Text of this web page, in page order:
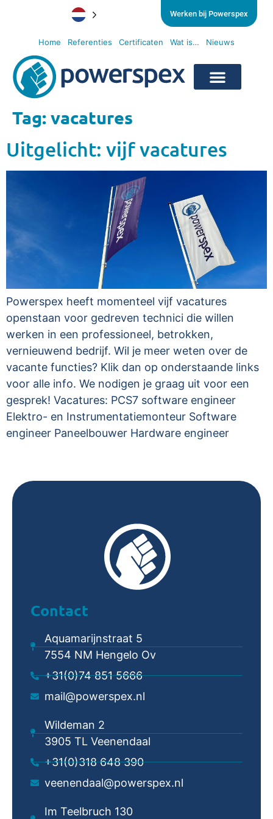
Home Referenties Certificaten Wat is… Nieuws
Werken bij Powerspex
Tag:vacatures
Uitgelicht: vijf vacatures
Powerspex heeft momenteel vijf vacatures
openstaan voor gedreven technici die willen
werken in een professioneel, betrokken,
vernieuwend bedrijf. Wil je meer weten over de
vacante functies? Klik dan op onderstaande links
voor alle info. We nodigen je graag uit voor een
gesprek! Vacatures: PCS7 software engineer
Elektro- en Instrumentatiemonteur Software
engineer Paneelbouwer Hardware engineer
Contact
Aquamarijnstraat 5
7554 NM Hengelo Ov
+31(0)74 851 5666
mail@powerspex.nl
Wildeman 2
3905 TL Veenendaal
+31(0)318 648 390
veenendaal@powerspex.nl
Im Teelbruch 130